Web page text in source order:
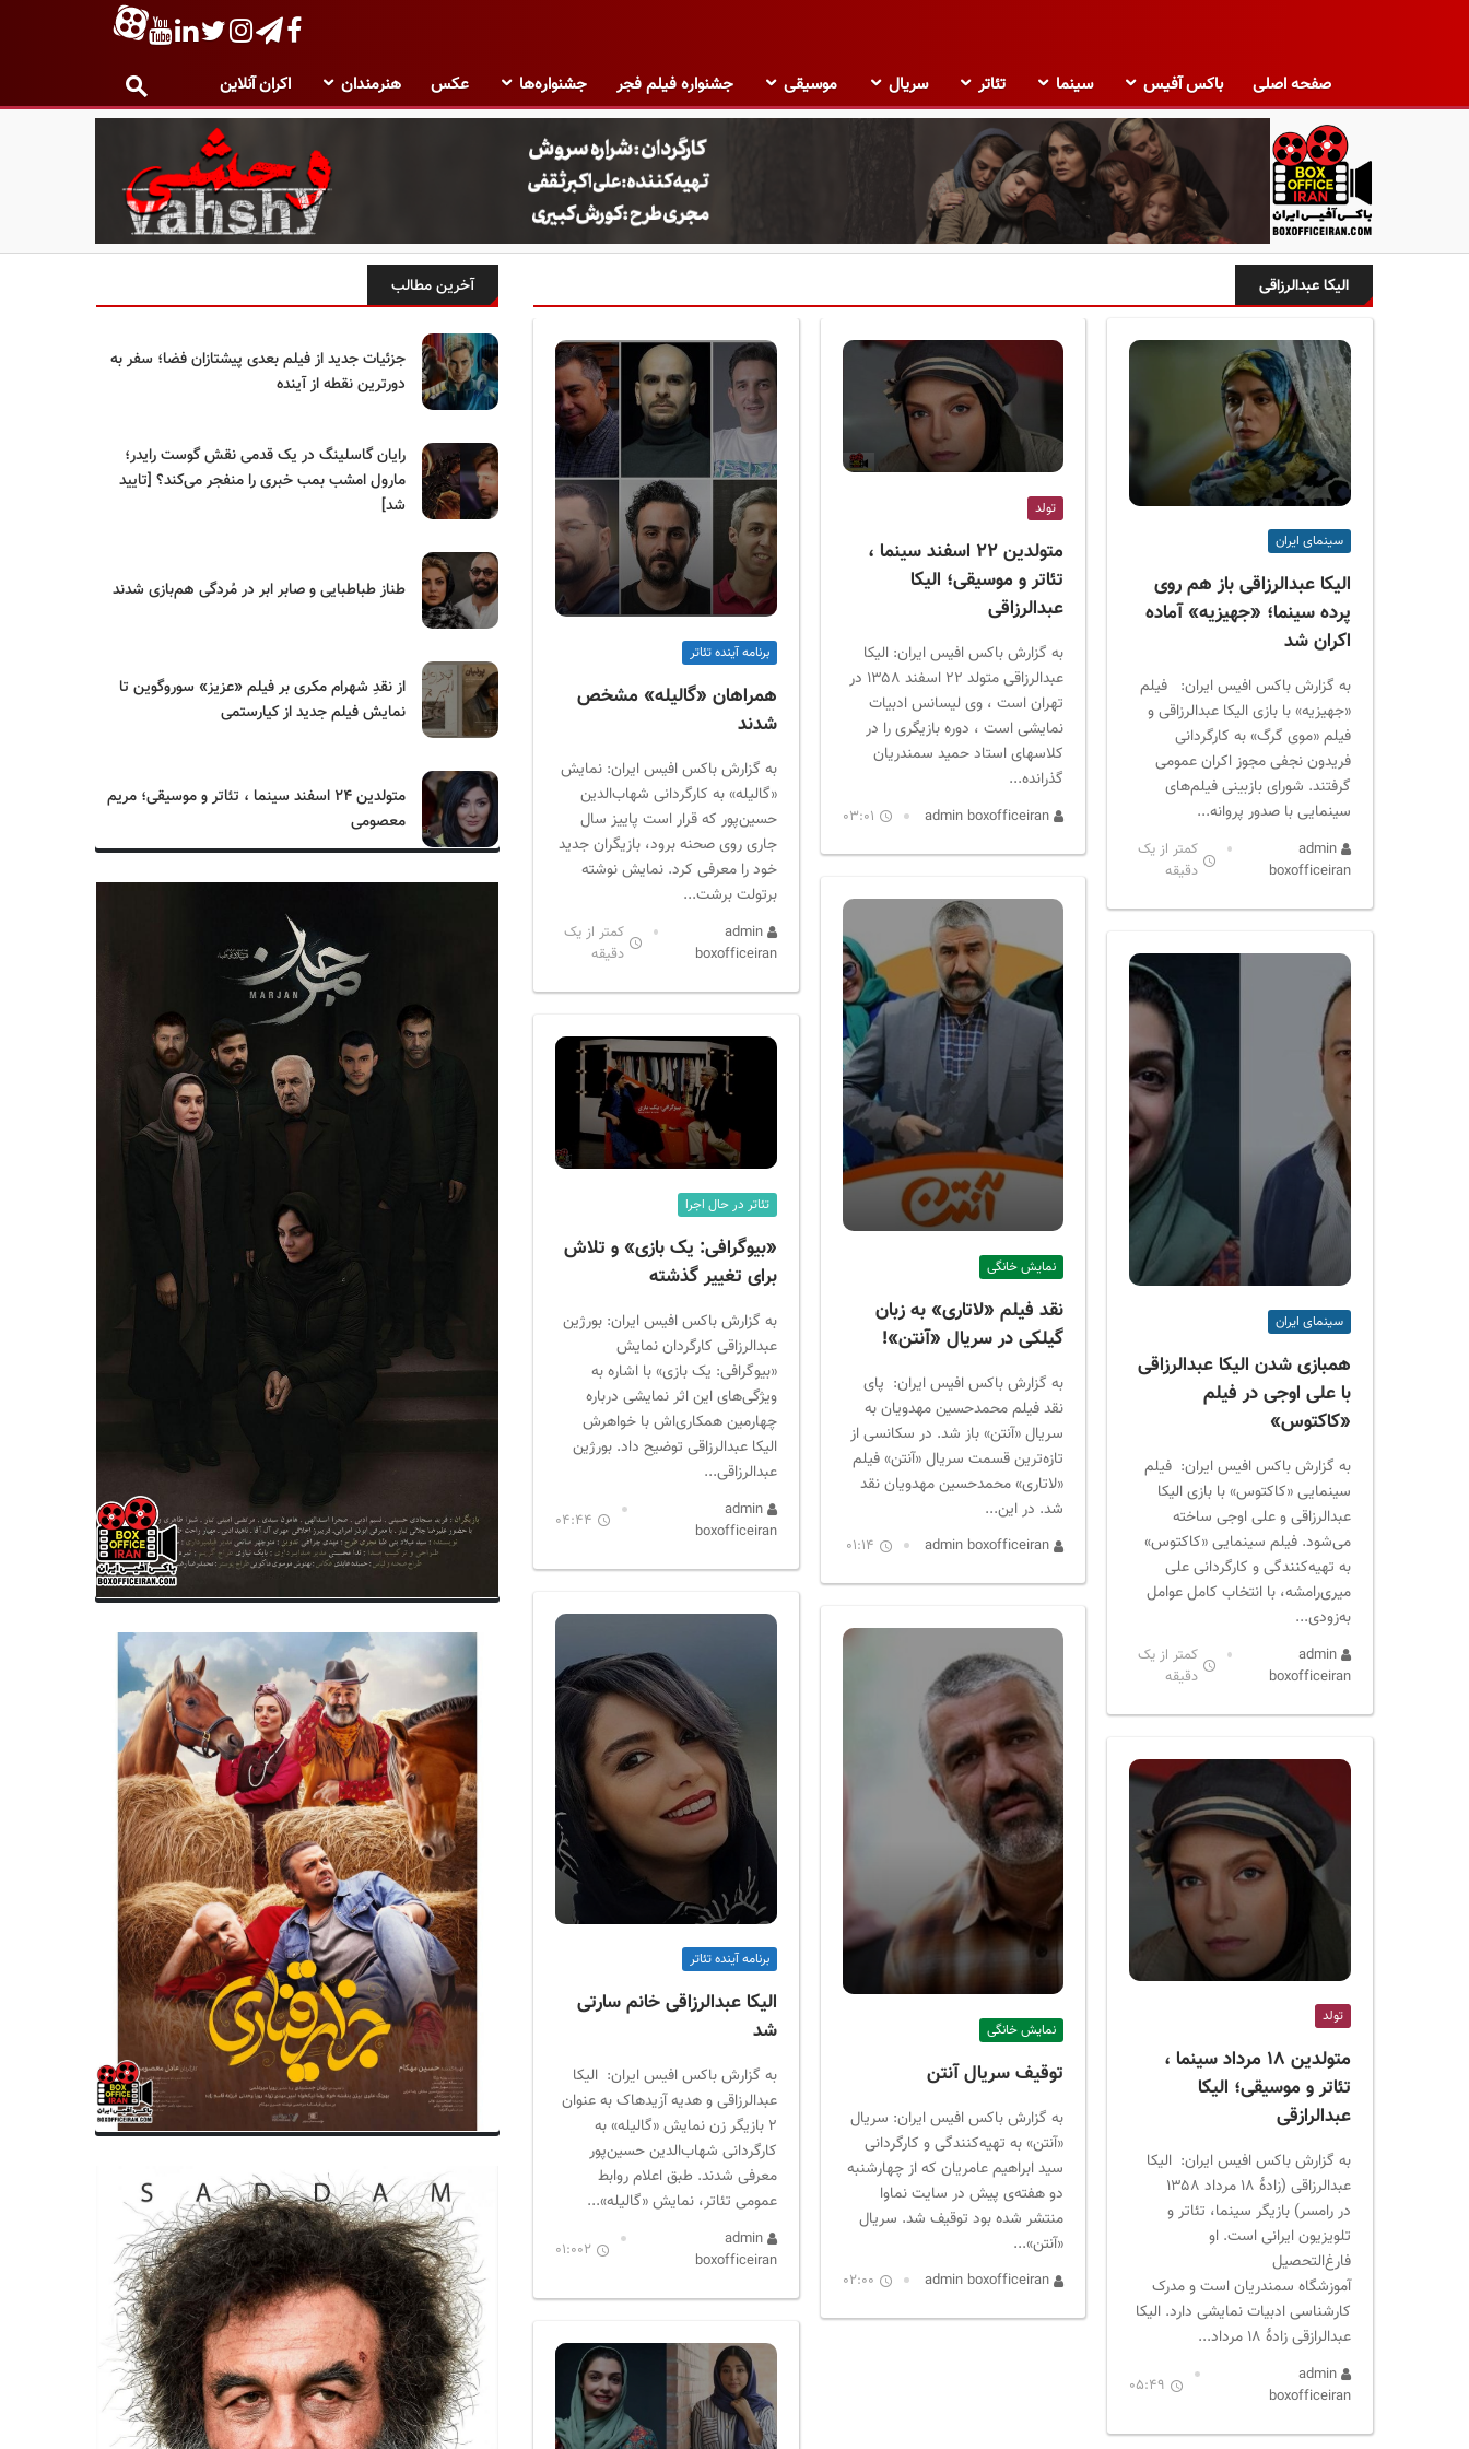
صفحه اصلی باکس آفیس سینما تئاتر سریال موسیقی جشنواره فیلم فجر جشنواره‌ها عکس هنرمندان اکران آنلاین
ب
ک
س
الیکا عبدالرزاقی
سینمای ایران
الیکا عبدالرزاقی باز هم روی
پرده سینما؛ «جهیزیه» آماده
اکران شد
به گزارش باکس افیس ایران: فیلم
«جهیزیه» با بازی الیکا عبدالرزاقی و
فیلم «موی گرگ» به کارگردانی
فریدون نجفی مجوز اکران عمومی
گرفتند. شورای بازبینی فیلم‌های
سینمایی با صدور پروانه...
admin
boxofficeiran
کمتر از یک
دقیقه
سینمای ایران
همبازی شدن الیکا عبدالرزاقی
با علی اوجی در فیلم
«کاکتوس»
به گزارش باکس افیس ایران: فیلم
سینمایی «کاکتوس» با بازی الیکا
عبدالرزاقی و علی اوجی ساخته
می‌شود. فیلم سینمایی «کاکتوس»
به تهیه‌کنندگی و کارگردانی علی
میری‌رامشه، با انتخاب کامل عوامل
به‌زودی...
admin
boxofficeiran
کمتر از یک
دقیقه
تولد
متولدین ۱۸ مرداد سینما ،
تئاتر و موسیقی؛ الیکا
عبدالرازقی
به گزارش باکس افیس ایران: الیکا
عبدالرزاقی (زادهٔ ۱۸ مرداد ۱۳۵۸
در رامسر) بازیگر سینما، تئاتر و
تلویزیون ایرانی است. او
فارغ‌التحصیل
آموزشگاه سمندریان است و مدرک
کارشناسی ادبیات نمایشی دارد. الیکا
عبدالرازقی زادهٔ ۱۸ مرداد...
admin
boxofficeiran
05:49
تولد
متولدین ۲۲ اسفند سینما ،
تئاتر و موسیقی؛ الیکا
عبدالرزاقی
به گزارش باکس افیس ایران: الیکا
عبدالرزاقی متولد ۲۲ اسفند ۱۳۵۸ در
تهران است ، وی لیسانس ادبیات
نمایشی است ، دوره بازیگری را در
کلاسهای استاد حمید سمندریان
گذرانده...
admin boxofficeiran
03:01
نمایش خانگی
نقد فیلم «لاتاری» به زبان
گیلکی در سریال «آنتن»!
به گزارش باکس افیس ایران: پای
نقد فیلم محمدحسین مهدویان به
سریال «آنتن» باز شد. در سکانسی از
تازه‌ترین قسمت سریال «آنتن» فیلم
«لاتاری» محمدحسین مهدویان نقد
شد. در این...
admin boxofficeiran
01:14
نمایش خانگی
توقیف سریال آنتن
به گزارش باکس افیس ایران: سریال
«آنتن» به تهیه‌کنندگی و کارگردانی
سید ابراهیم عامریان که از چهارشنبه
دو هفته‌ی پیش در سایت نماوا
منتشر شده بود توقیف شد. سریال
«آنتن»...
admin boxofficeiran
02:00
برنامه آینده تئاتر
همراهان «گالیله» مشخص
شدند
به گزارش باکس افیس ایران: نمایش
«گالیله» به کارگردانی شهاب‌الدین
حسین‌پور که قرار است پاییز سال
جاری روی صحنه برود، بازیگران جدید
خود را معرفی کرد. نمایش نوشته
برتولت برشت...
admin
boxofficeiran
کمتر از یک
دقیقه
تئاتر در حال اجرا
«بیوگرافی: یک بازی» و تلاش
برای تغییر گذشته
به گزارش باکس افیس ایران: بورژین
عبدالرزاقی کارگردان نمایش
«بیوگرافی: یک بازی» با اشاره به
ویژگی‌های این اثر نمایشی درباره
چهارمین همکاری‌اش با خواهرش
الیکا عبدالرزاقی توضیح داد. بورژین
عبدالرزاقی...
admin
boxofficeiran
04:44
برنامه آینده تئاتر
الیکا عبدالرزاقی خانم سارتی
شد
به گزارش باکس افیس ایران: الیکا
عبدالرزاقی و هدیه آزیدهاک به عنوان
۲ بازیگر زن نمایش «گالیله» به
کارگردانی شهاب‌الدین حسین‌پور
معرفی شدند. طبق اعلام روابط
عمومی تئاتر، نمایش «گالیله»...
admin
boxofficeiran
01:002
آخرین مطالب
جزئیات جدید از فیلم بعدی پیشتازان فضا؛ سفر به
دورترین نقطه از آینده
رایان گاسلینگ در یک قدمی نقش گوست رایدر؛
مارول امشب بمب خبری را منفجر می‌کند؟ [تایید
شد]
طناز طباطبایی و صابر ابر در مُردگی هم‌بازی شدند
از نقدِ شهرام مکری بر فیلم «عزیز» سوروگوین تا
نمایش فیلم جدید از کیارستمی
متولدین ۲۴ اسفند سینما ، تئاتر و موسیقی؛ مریم
معصومی